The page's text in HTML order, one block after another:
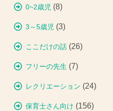
0~2歳児 (8)
3～5歳児 (3)
ここだけの話 (26)
フリーの先生 (7)
レクリエーション (24)
保育士さん向け (156)